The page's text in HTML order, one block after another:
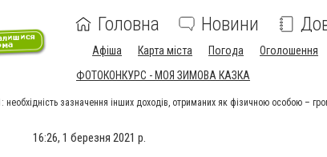
Головна Новини
Афіша Карта міста Погода Оголошення
ФОТОКОНКУРС - МОЯ ЗИМОВА КАЗКА
необхідність зазначення інших доходів, отриманих як фізичною особою –
16:26, 1 березня 2021 р.